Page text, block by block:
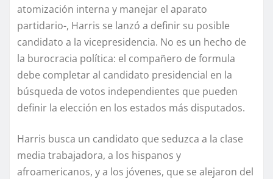
atomización interna y manejar el aparato
partidario-, Harris se lanzó a definir su posible
candidato a la vicepresidencia. No es un hecho de
la burocracia política: el compañero de formula
debe completar al candidato presidencial en la
búsqueda de votos independientes que pueden
definir la elección en los estados más disputados.
Harris busca un candidato que seduzca a la clase
media trabajadora, a los hispanos y
afroamericanos, y a los jóvenes, que se alejaron del